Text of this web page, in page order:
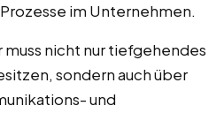
im Unternehmen.
muss nicht nur tiefgehendes
sondern auch über
und